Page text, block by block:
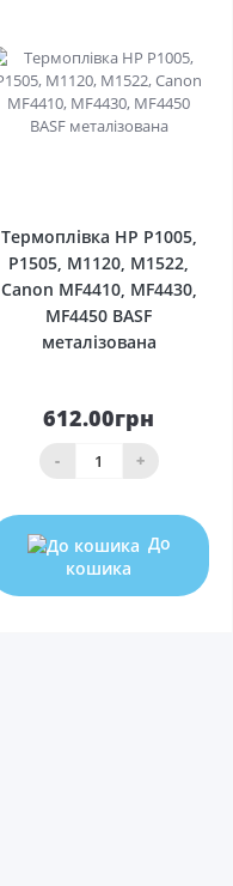
Термоплівка HP P1005,
P1505, М1120, M1522,
Canon MF4410, MF4430,
MF4450 BASF
металізована
612.00грн
- +
До
кошика